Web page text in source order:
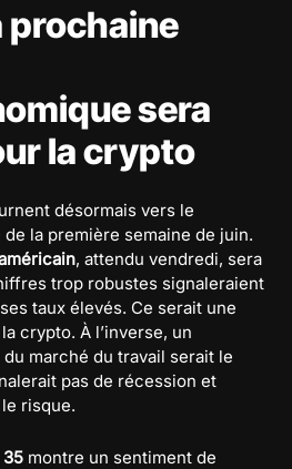
prochaine
sera
la crypto
désormais vers le
la première semaine de juin.
, attendu vendredi, sera
trop robustes signaleraient
taux élevés. Ce serait une
crypto. À l’inverse, un
marché du travail serait le
pas de récession et
risque.
35 montre un sentiment de